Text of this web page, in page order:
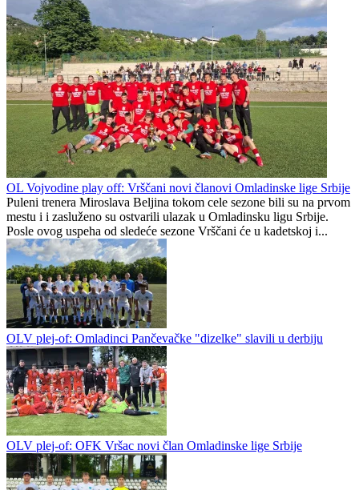
OL Vojvodine play off: Vrščani novi članovi Omladinske lige Srbije
Puleni trenera Miroslava Beljina tokom cele sezone bili su na prvom
mestu i i zasluženo su ostvarili ulazak u Omladinsku ligu Srbije.
Posle ovog uspeha od sledeće sezone Vrščani će u kadetskoj i...
OLV plej-of: Omladinci Pančevačke "dizelke" slavili u derbiju
OLV plej-of: OFK Vršac novi član Omladinske lige Srbije